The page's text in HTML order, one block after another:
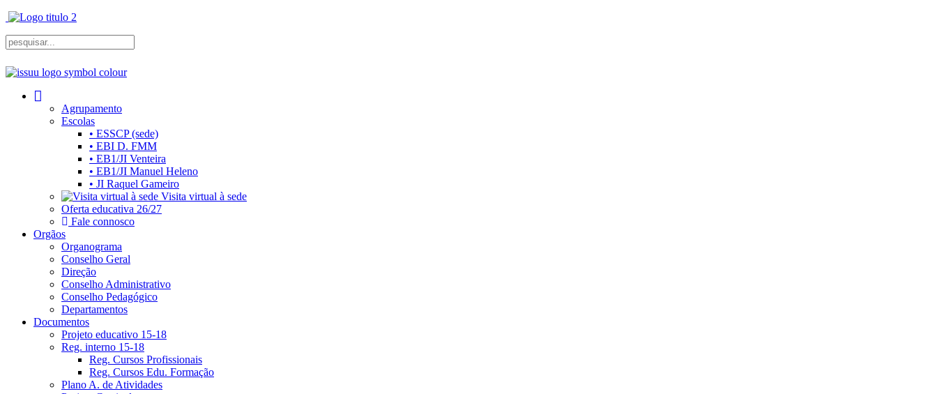
Agrupamento
Escolas
• ESSCP (sede)
• EBI D. FMM
• EB1/JI Venteira
• EB1/JI Manuel Heleno
• JI Raquel Gameiro
Visita virtual à sede
Oferta educativa 26/27
Fale connosco
Orgãos
Organograma
Conselho Geral
Direção
Conselho Administrativo
Conselho Pedagógico
Departamentos
Documentos
Projeto educativo 15-18
Reg. interno 15-18
Reg. Cursos Profissionais
Reg. Cursos Edu. Formação
Plano A. de Atividades